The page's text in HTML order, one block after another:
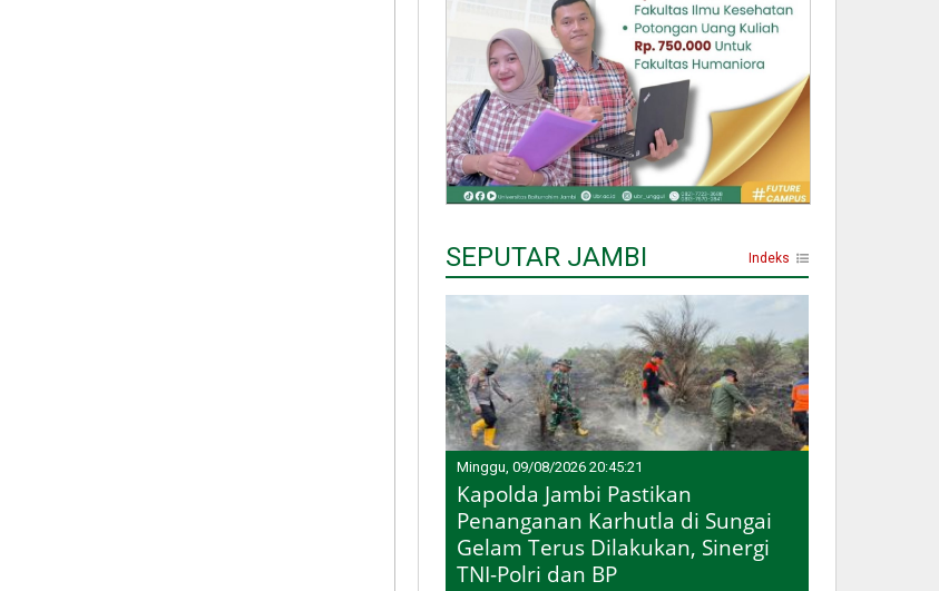
SEPUTAR JAMBI Indeks
Minggu, 09/08/2026 20:45:21
Kapolda Jambi Pastikan
Penanganan Karhutla di Sungai
Gelam Terus Dilakukan, Sinergi
TNI-Polri dan BP